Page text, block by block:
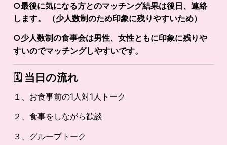
○最後に気になる方とのマッチング結果は後日、連絡
します。 （少人数制のため印象に残りやすいため）
○少人数制の食事会は男性、女性ともに印象に残りや
すいのでマッチングしやすいです。
🗓️ 当日の流れ
１、お食事前の1人対1人トーク
２、食事をしながら歓談
３、グループトーク